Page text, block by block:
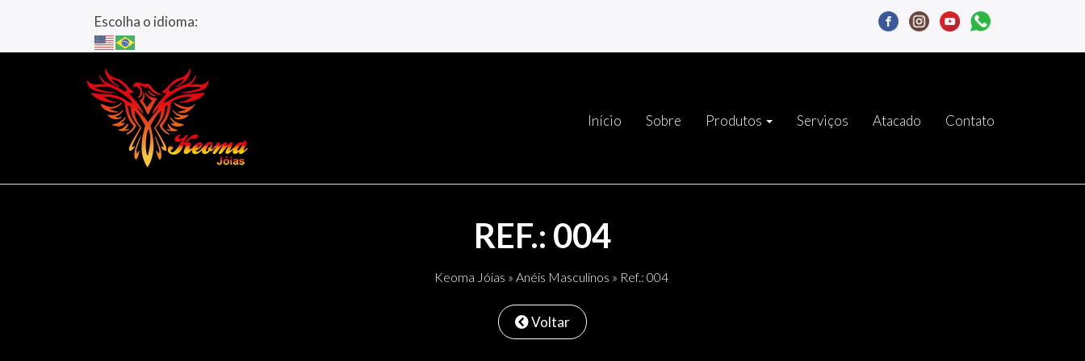
Escolha o idioma:
Início Sobre Produtos Serviços Atacado Contato
REF.: 004
Keoma Jóias » Anéis Masculinos » Ref.: 004
Voltar